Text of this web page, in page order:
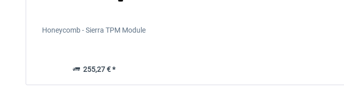
Honeycomb - Sierra TPM Module
255,27 € *